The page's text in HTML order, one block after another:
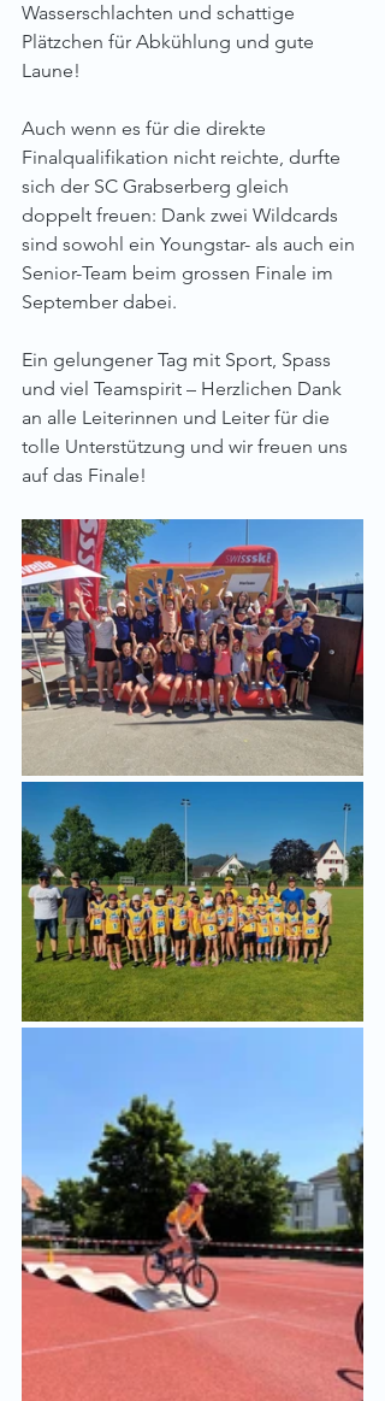
Wasserschlachten und schattige
Plätzchen für Abkühlung und gute
Laune!
Auch wenn es für die direkte
Finalqualifikation nicht reichte, durfte
sich der SC Grabserberg gleich
doppelt freuen: Dank zwei Wildcards
sind sowohl ein Youngstar- als auch ein
Senior-Team beim grossen Finale im
September dabei.
Ein gelungener Tag mit Sport, Spass
und viel Teamspirit – Herzlichen Dank
an alle Leiterinnen und Leiter für die
tolle Unterstützung und wir freuen uns
auf das Finale!